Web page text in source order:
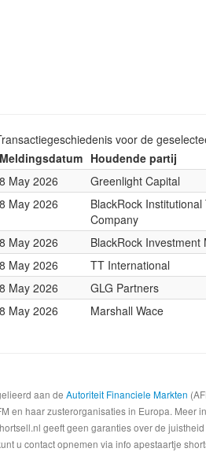
voor de
Meldingsdatum Houdende partij
8 May 2026
Greenlight Capital
8 May 2026
BlackRock Institutional
Company
8 May 2026
BlackRock Investment
8 May 2026
TT International
8 May 2026
GLG Partners
8 May 2026
Marshall Wace
aan de Autoriteit Financiele Markten
en haar zusterorganisaties in Europa.
geeft geen garanties over de
u contact opnemen via info apestaartje